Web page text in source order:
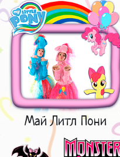
Май Литл Пони